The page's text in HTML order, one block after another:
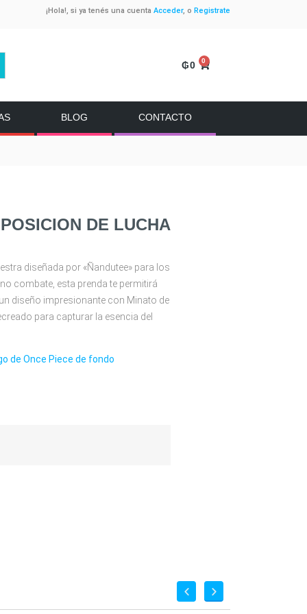
¡Hola!, si ya tenés una cuenta Acceder, o Registrate
₲0 0
BLOG CONTACTO
DE LUCHA
diseñada por «Ñandutee» para los
combate, esta prenda te permitirá
diseño impresionante con Minato de
para capturar la esencia del
de Once Piece de fondo